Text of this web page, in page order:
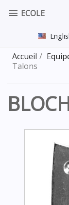
 ECOLE
Accueil
Talons